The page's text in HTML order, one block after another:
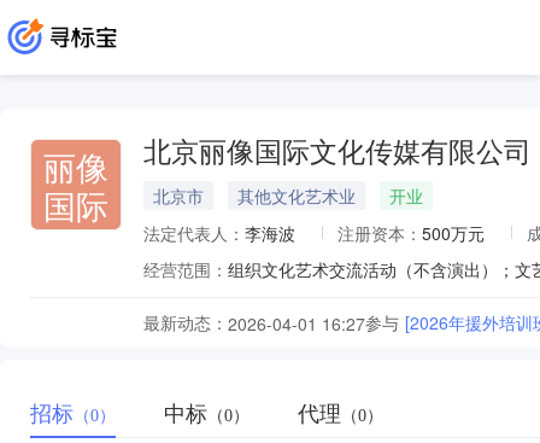
丽像
国际
北京丽像国际文化传媒有限公司
北京市 其他文化艺术业
开业
法定代表人： 李海波 注册资本： 500万元
经营范围：
最新动态： 2026-04-01 16:27参与 [2026年援外培训
招标 （0） 中标 （0） 代理 （0）